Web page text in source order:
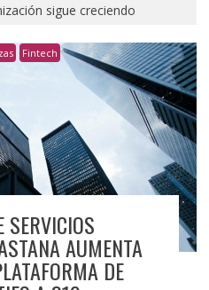
sigue creciendo
Fintech
SERVICIOS
AUMENTA
DE